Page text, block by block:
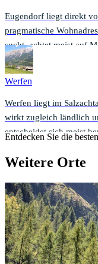
Eugendorf liegt direkt
pragmatische
sucht, achtet meist auf
Balance zwischen
Werfen
Werfen liegt im
wirkt zugleich ländlich
entscheidet sich meist
Entdecken Sie die
Weitere Orte